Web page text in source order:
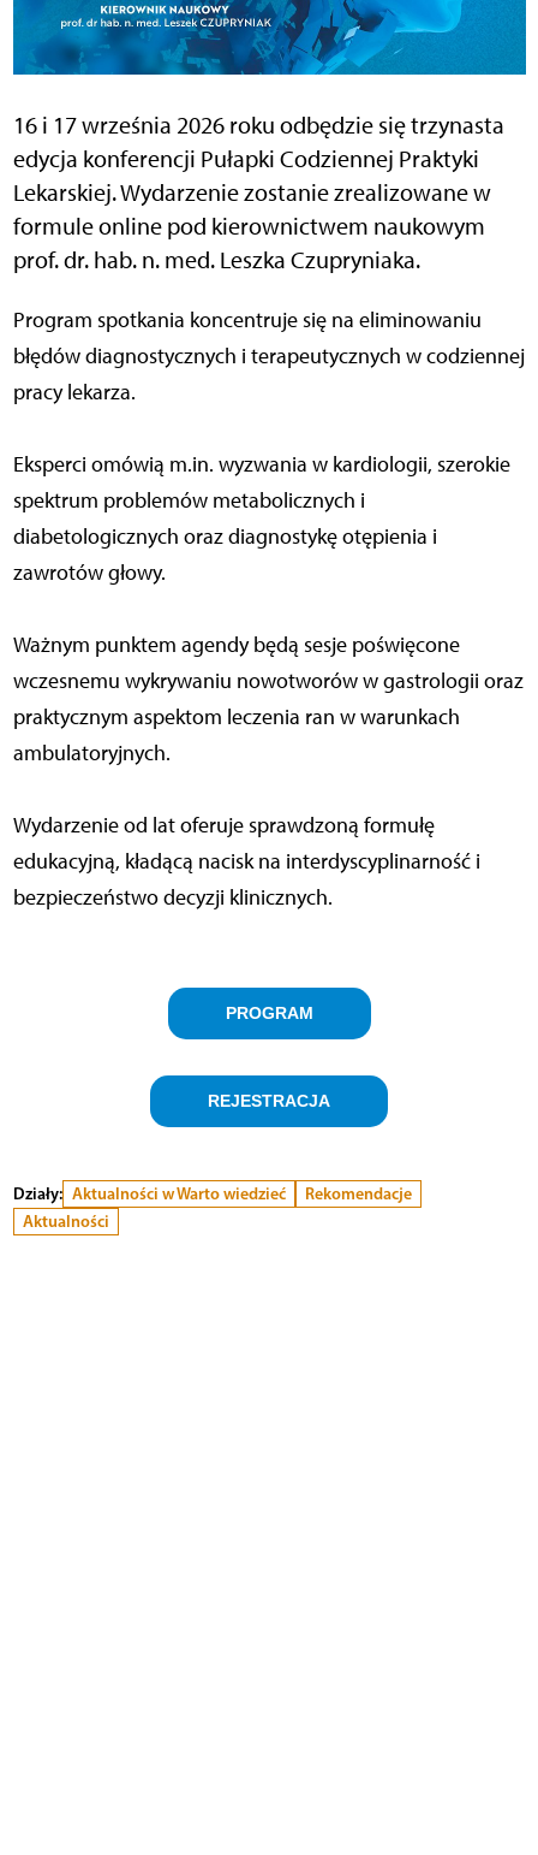
16 i 17 września 2026 roku odbędzie się trzynasta
edycja konferencji Pułapki Codziennej Praktyki
Lekarskiej. Wydarzenie zostanie zrealizowane w
formule online pod kierownictwem naukowym
prof. dr. hab. n. med. Leszka Czupryniaka.
Program spotkania koncentruje się na eliminowaniu
błędów diagnostycznych i terapeutycznych w codziennej
pracy lekarza.
Eksperci omówią m.in. wyzwania w kardiologii, szerokie
spektrum problemów metabolicznych i
diabetologicznych oraz diagnostykę otępienia i
zawrotów głowy.
Ważnym punktem agendy będą sesje poświęcone
wczesnemu wykrywaniu nowotworów w gastrologii oraz
praktycznym aspektom leczenia ran w warunkach
ambulatoryjnych.
Wydarzenie od lat oferuje sprawdzoną formułę
edukacyjną, kładącą nacisk na interdyscyplinarność i
bezpieczeństwo decyzji klinicznych.
PROGRAM
REJESTRACJA
Działy: Aktualności w Warto wiedzieć
Rekomendacje
Aktualności